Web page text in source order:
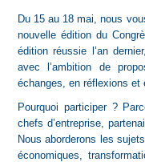
Du 15 au 18 mai, nous
nouvelle édition du
édition réussie l’an
avec l’ambition de
échanges, en réflexions et
Pourquoi participer ?
chefs d’entreprise,
Nous aborderons les
économiques,